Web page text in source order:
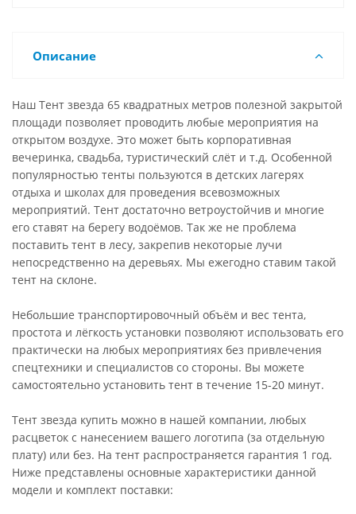
Описание
Наш Тент звезда 65 квадратных метров полезной закрытой
площади позволяет проводить любые мероприятия на
открытом воздухе. Это может быть корпоративная
вечеринка, свадьба, туристический слёт и т.д. Особенной
популярностью тенты пользуются в детских лагерях
отдыха и школах для проведения всевозможных
мероприятий. Тент достаточно ветроустойчив и многие
его ставят на берегу водоёмов. Так же не проблема
поставить тент в лесу, закрепив некоторые лучи
непосредственно на деревьях. Мы ежегодно ставим такой
тент на склоне.
Небольшие транспортировочный объём и вес тента,
простота и лёгкость установки позволяют использовать его
практически на любых мероприятиях без привлечения
спецтехники и специалистов со стороны. Вы можете
самостоятельно установить тент в течение 15-20 минут.
Тент звезда купить можно в нашей компании, любых
расцветок с нанесением вашего логотипа (за отдельную
плату) или без. На тент распространяется гарантия 1 год.
Ниже представлены основные характеристики данной
модели и комплект поставки: